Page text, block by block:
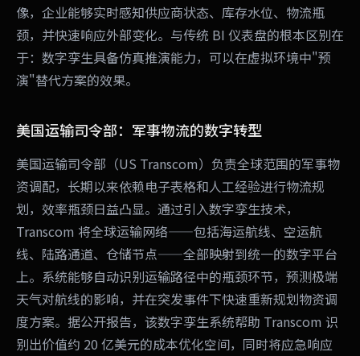
像，企业能够实时感知供应商状态、库存水位、物流瓶
颈，并快速响应外部变化。与传统 BI 仪表盘的根本区别在
于：数字孪生具备仿真推演能力，可以在虚拟环境中"预
演"替代方案的效果。
美国运输司令部：军事物流的数字转型
美国运输司令部（US Transcom）负责全球范围的军事物
资调配，长期以来依赖电子表格和人工经验进行物流规
划，效率瓶颈日益凸显。通过引入数字孪生技术，
Transcom 将全球运输网络——包括海运航线、空运航
线、陆路通道、仓储节点——全部映射到统一的数字平台
上。系统能够自动识别运输路径中的瓶颈环节，预测极端
天气对航线的影响，并在突发事件下快速重新规划物资调
度方案。据公开报告，该数字孪生系统帮助 Transcom 识
别出价值约 20 亿美元的成本优化空间，同时将应急响应